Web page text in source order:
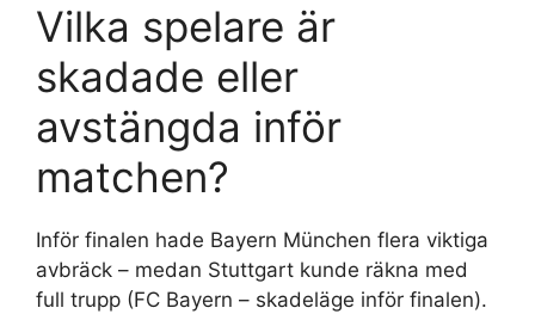
Vilka spelare är
skadade eller
avstängda inför
matchen?
Inför finalen hade Bayern München flera viktiga
avbräck – medan Stuttgart kunde räkna med
full trupp (FC Bayern – skadeläge inför finalen).